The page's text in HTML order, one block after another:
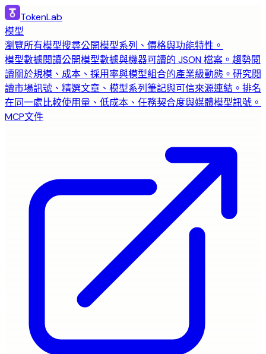
TokenLab
模型
瀏覽所有模型搜尋公開模型系列、價格與功能特性。
模型數據閱讀公開模型數據與機器可讀的 JSON 檔案。 趨勢閱
讀關於規模、成本、採用率與模型組合的產業級動態。 研究閱
讀市場訊號、精選文章、模型系列筆記與可信來源連結。 排名
在同一處比較使用量、低成本、任務契合度與媒體模型訊號。
MCP文件